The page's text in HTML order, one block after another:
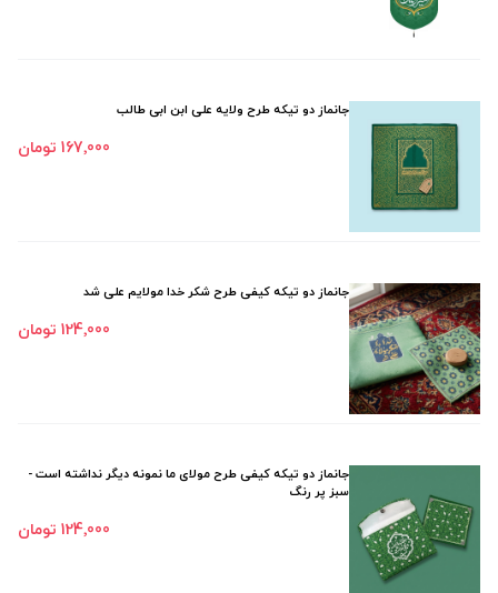
جانماز دو تیکه طرح ولایه علی ابن ابی طالب
167٬000 تومان
جانماز دو تیکه کیفی طرح شکر خدا مولایم علی شد
124٬000 تومان
جانماز دو تیکه کیفی طرح مولای ما نمونه دیگر نداشته است -
سبز پر رنگ
124٬000 تومان